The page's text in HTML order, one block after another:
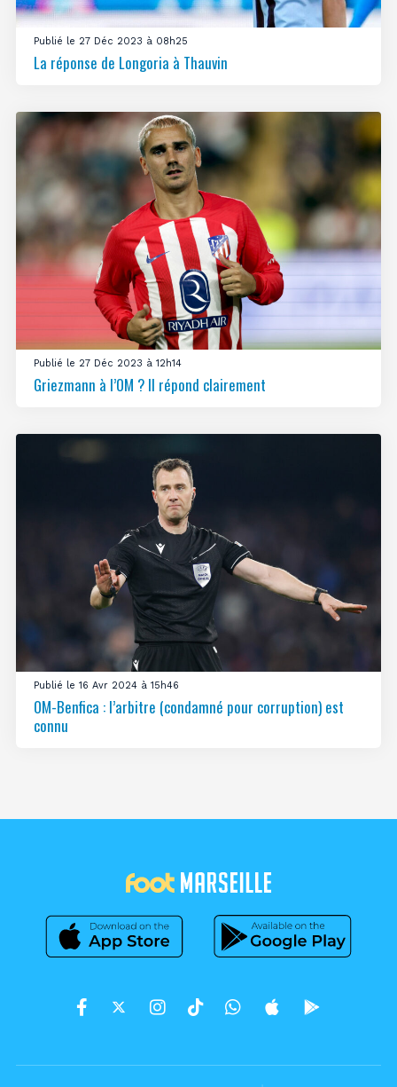
Publié le 27 Déc 2023 à 08h25
La réponse de Longoria à Thauvin
Publié le 27 Déc 2023 à 12h14
Griezmann à l’OM ? Il répond clairement
Publié le 16 Avr 2024 à 15h46
OM-Benfica : l’arbitre (condamné pour corruption) est
connu